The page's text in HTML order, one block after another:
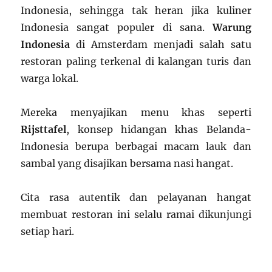
Indonesia, sehingga tak heran jika kuliner
Indonesia sangat populer di sana.Warung
Indonesia di Amsterdam menjadi salah satu
restoran paling terkenal di kalangan turis dan
warga lokal.
Mereka menyajikan menu khas seperti
Rijsttafel, konsep hidangan khas Belanda-
Indonesia berupa berbagai macam lauk dan
sambal yang disajikan bersama nasi hangat.
Cita rasa autentik dan pelayanan hangat
membuat restoran ini selalu ramai dikunjungi
setiap hari.